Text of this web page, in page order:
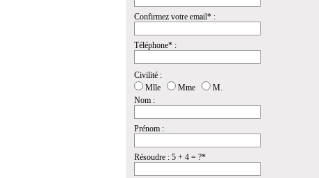
Confirmez votre email* :
Téléphone* :
Civilité :
Mlle
Mme
M.
Nom :
Prénom :
Résoudre : 5 + 4 = ?*